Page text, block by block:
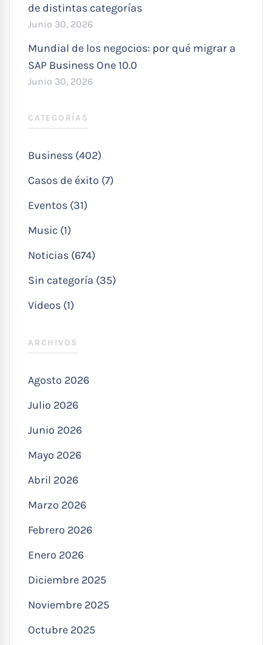
de distintas categorías
Junio 30, 2026
Mundial de los negocios: por qué migrar a
SAP Business One 10.0
Junio 30, 2026
CATEGORÍAS
Business (402)
Casos de éxito (7)
Eventos (31)
Music (1)
Noticias (674)
Sin categoría (35)
Videos (1)
ARCHIVOS
Agosto 2026
Julio 2026
Junio 2026
Mayo 2026
Abril 2026
Marzo 2026
Febrero 2026
Enero 2026
Diciembre 2025
Noviembre 2025
Octubre 2025